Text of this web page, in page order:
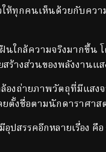
กคนเห็นด้วยกับควา
ความจริงมากขึ้น โด
ร้างส่วนของพลังงาน
ายภาพวัตถุที่มีแสงจ
ตั้งชื่อตามนักดาราศาส
รรคอีกหลายเรื่อง คื